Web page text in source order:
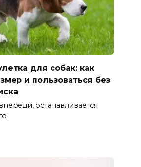
для собак: как
и пользоваться без
останавливается